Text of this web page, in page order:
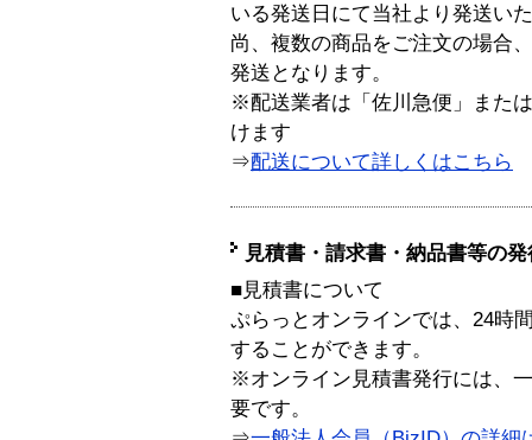
いる発送日にて当社より発送い
尚、複数の商品をご注文の場合
発送となります。
※配送業者は「佐川急便」また
けます
⇒配送について詳しくはこちら
見積書・請求書・納品書等の
■見積書について
ぷらっとオンラインでは、24時
することができます。
※オンライン見積書発行には、
要です。